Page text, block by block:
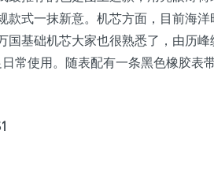
款式一抹新意。机芯方面，目前海
国基础机芯大家也很熟悉了，由历
常使用。随表配有一条黑色橡胶表